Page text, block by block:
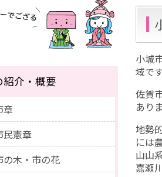
小城
域です
佐賀
あり
地勢
には
山山
嘉瀬
紹介・概要
章
民憲章
の木・市の花